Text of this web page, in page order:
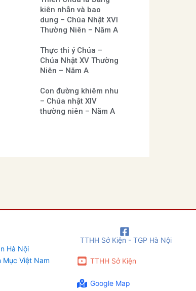
kiên nhẫn và bao
dung – Chúa Nhật XVI
Thường Niên – Năm A
Thực thi ý Chúa –
Chúa Nhật XV Thường
Niên – Năm A
Con đường khiêm nhu
– Chúa nhật XIV
thường niên – Năm A
Hà Nội
Mục Việt Nam
TTHH Sở Kiện - TGP Hà Nội
TTHH Sở Kiện
Google Map